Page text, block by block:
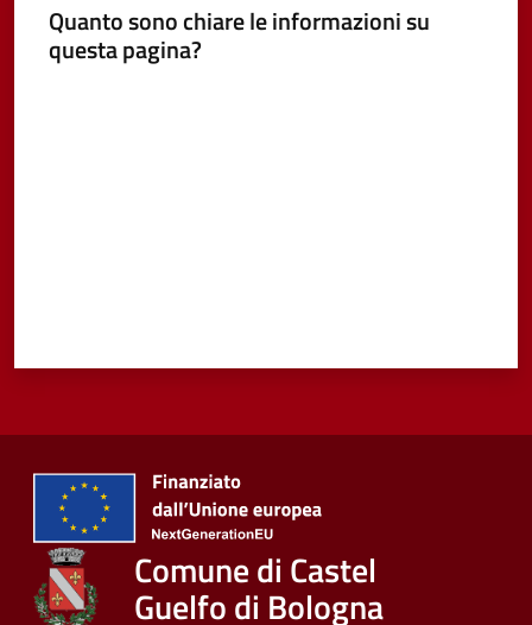
Quanto sono chiare le informazioni su
questa pagina?
Comune di Castel
Guelfo di Bologna